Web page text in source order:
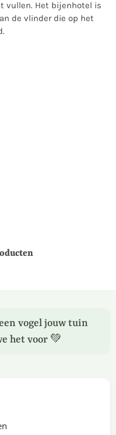
vullen. Het bijenhotel is
de vlinder die op het
vogel jouw tuin
het voor 💚